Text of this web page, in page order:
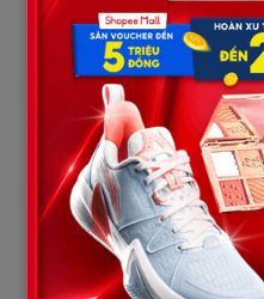
nói nhỏ với nhau rất lâu. Tôi
đi” khiến cả người tôi lạnh toát.
Một giờ sáng, chồng bước ra,
“T… vợ ơi…” – anh lắp bắp –
Minh… thì mẹ yêu cầu vợ
Tôi sững sờ như ai tạt nước
Tất cả chỉ vì… một đứa em trai
Tất cả chỉ vì tôi đòi lại tài sản